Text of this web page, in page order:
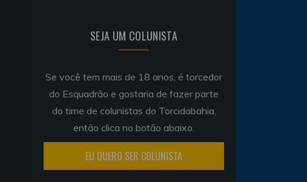
SEJA UM COLUNISTA
Se você tem mais de 18 anos, é torcedor
do Esquadrão e gostaria de fazer parte
do time de colunistas do Torcidabahia,
então clica no botão abaixo.
EU QUERO SER COLUNISTA